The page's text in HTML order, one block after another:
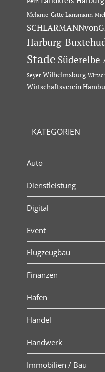
Melanie-Gitte Lansmann
Harburg-
Stade Süderelbe
Seyer Wilhelmsburg
Wirtschaftsverein
KATEGORIEN
Auto
Dienstleistung
Digital
Event
Flugzeugbau
Finanzen
Hafen
Handel
Handwerk
Immobilien / Bau